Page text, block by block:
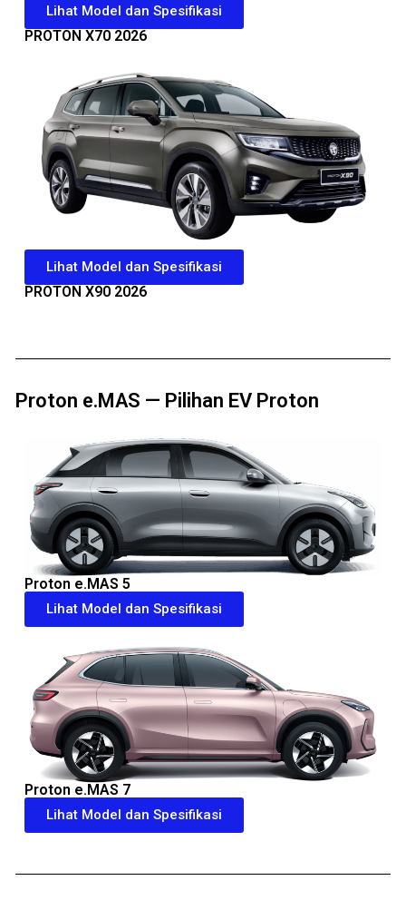
Lihat Model dan Spesifikasi
PROTON X70 2026
Lihat Model dan Spesifikasi
PROTON X90 2026
Proton e.MAS — Pilihan EV Proton
Proton e.MAS 5
Lihat Model dan Spesifikasi
Proton e.MAS 7
Lihat Model dan Spesifikasi